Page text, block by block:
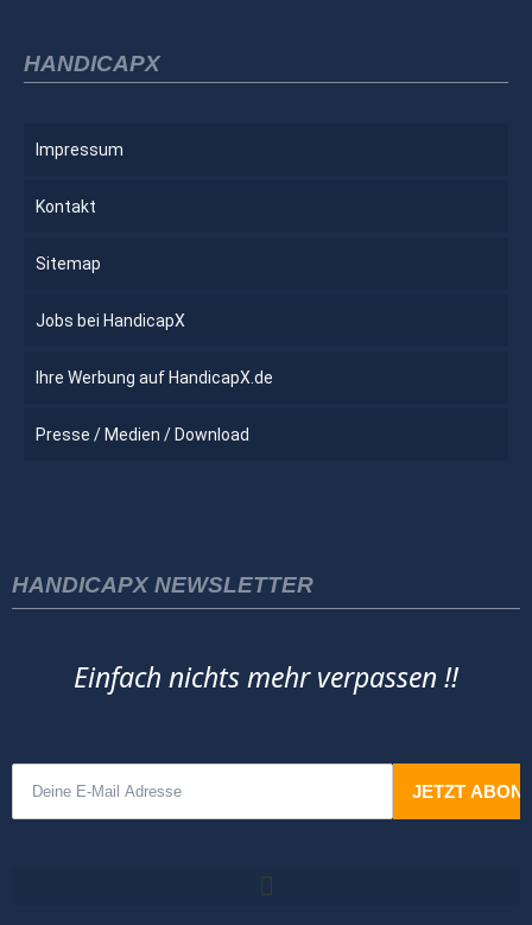
HANDICAPX
Impressum
Kontakt
Sitemap
Jobs bei HandicapX
Ihre Werbung auf HandicapX.de
Presse / Medien / Download
HANDICAPX NEWSLETTER
Einfach nichts mehr verpassen !!